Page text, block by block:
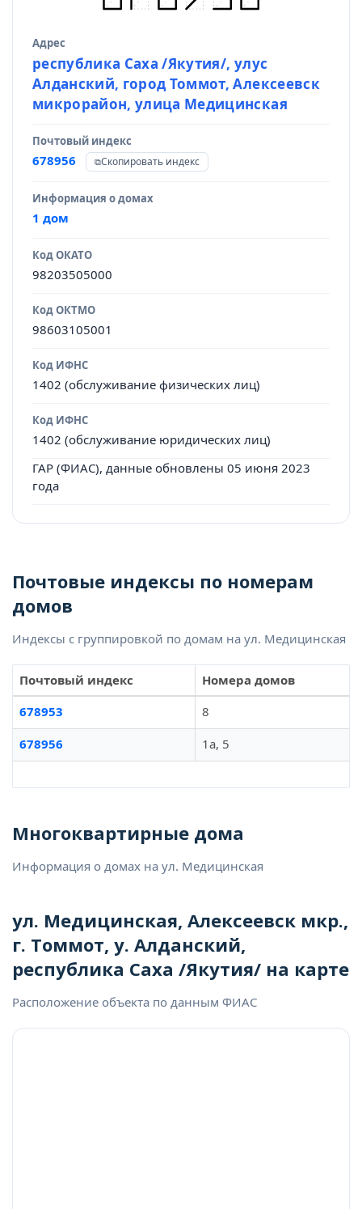
Адрес
республика Саха /Якутия/, улус
Алданский, город Томмот, Алексеевск
микрорайон, улица Медицинская
Почтовый индекс
678956 Скопировать индекс
Информация о домах
1 дом
Код ОКАТО
98203505000
Код ОКТМО
98603105001
Код ИФНС
1402 (обслуживание физических лиц)
Код ИФНС
1402 (обслуживание юридических лиц)
Источник данных
ГАР (ФИАС), данные обновлены 05 июня 2023
года
Почтовые индексы по номерам
домов
Индексы с группировкой по домам на ул. Медицинская
Почтовый индекс
Номера домов
678953
8
678956
1а, 5
Многоквартирные дома
Информация о домах на ул. Медицинская
ул. Медицинская, Алексеевск мкр.,
г. Томмот, у. Алданский,
республика Саха /Якутия/ на карте
Расположение объекта по данным ФИАС